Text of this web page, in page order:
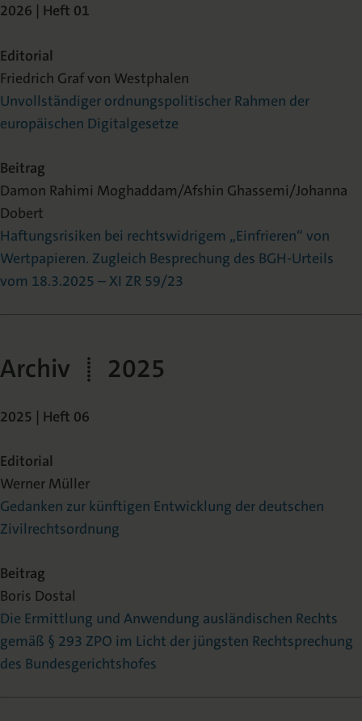
2026 | Heft 01
Editorial
Friedrich Graf von Westphalen
Unvollständiger ordnungspolitischer Rahmen der
europäischen Digitalgesetze
Beitrag
Damon Rahimi Moghaddam/Afshin Ghassemi/Johanna
Dobert
Haftungsrisiken bei rechtswidrigem „Einfrieren“ von
Wertpapieren. Zugleich Besprechung des BGH-Urteils
vom 18.3.2025 – XI ZR 59/23
Archiv | 2025
2025 | Heft 06
Editorial
Werner Müller
Gedanken zur künftigen Entwicklung der deutschen
Zivilrechtsordnung
Beitrag
Boris Dostal
Die Ermittlung und Anwendung ausländischen Rechts
gemäß § 293 ZPO im Licht der jüngsten Rechtsprechung
des Bundesgerichtshofes